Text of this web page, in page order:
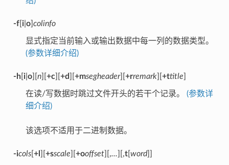
-f[ i| o] colinfo
显式指定当前输入或输出数据中每一列的数据类型。
(参数详细介绍)
-h[ i| o][ n][ +c][ +d +msegheader][ +rremark][ +ttitle
在读/写数据时跳过文件开头的若干个记录。 (参数详
细介绍)
该选项不适用于二进制数据。
-icols[ +l +sscale +ooffset][,... ][,t[ word]]